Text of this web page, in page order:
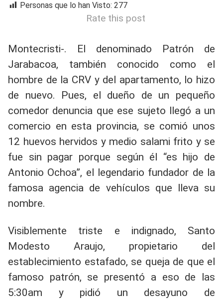
Personas que lo han Visto: 277
Rate this post
Montecristi-. El denominado Patrón de
Jarabacoa, también conocido como el
hombre de la CRV y del apartamento, lo hizo
de nuevo. Pues, el dueño de un pequeño
comedor denuncia que ese sujeto llegó a un
comercio en esta provincia, se comió unos
12 huevos hervidos y medio salami frito y se
fue sin pagar porque según él “es hijo de
Antonio Ochoa”, el legendario fundador de la
famosa agencia de vehículos que lleva su
nombre.
Visiblemente triste e indignado, Santo
Modesto Araujo, propietario del
establecimiento estafado, se queja de que el
famoso patrón, se presentó a eso de las
5:30am y pidió un desayuno de